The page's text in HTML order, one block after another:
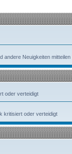
andere Neuigkeiten mitteilen
oder verteidigt
kritisiert oder verteidigt